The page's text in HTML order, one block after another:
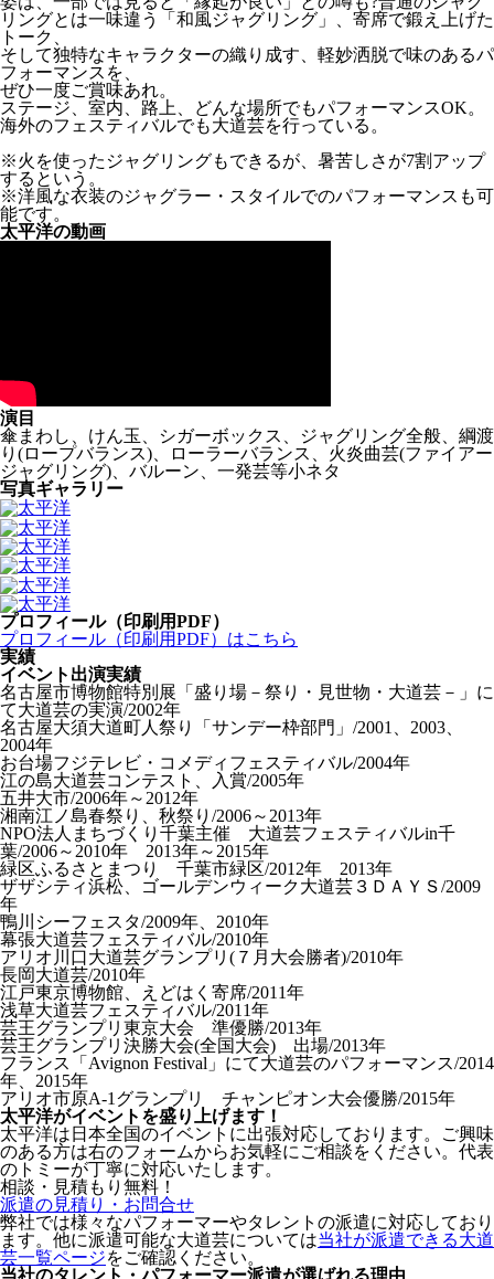
リングとは一味違う「和風ジャグリング」、寄席で鍛え上げた
トーク、
そして独特なキャラクターの織り成す、軽妙洒脱で味のあるパ
フォーマンスを、
ぜひ一度ご賞味あれ。
ステージ、室内、路上、どんな場所でもパフォーマンスOK。
海外のフェスティバルでも大道芸を行っている。
※火を使ったジャグリングもできるが、暑苦しさが7割アップ
するという。
※洋風な衣装のジャグラー・スタイルでのパフォーマンスも可
能です。
太平洋の動画
演目
傘まわし、けん玉、シガーボックス、ジャグリング全般、綱渡
り(ロープバランス)、ローラーバランス、火炎曲芸(ファイアー
ジャグリング)、バルーン、一発芸等小ネタ
写真ギャラリー
プロフィール（印刷用PDF）
プロフィール（印刷用PDF）はこちら
実績
イベント出演実績
名古屋市博物館特別展「盛り場－祭り・見世物・大道芸－」に
て大道芸の実演/2002年
名古屋大須大道町人祭り「サンデー枠部門」/2001、2003、
2004年
お台場フジテレビ・コメディフェスティバル/2004年
江の島大道芸コンテスト、入賞/2005年
五井大市/2006年～2012年
湘南江ノ島春祭り、秋祭り/2006～2013年
NPO法人まちづくり千葉主催 大道芸フェスティバルin千
葉/2006～2010年 2013年～2015年
緑区ふるさとまつり 千葉市緑区/2012年 2013年
ザザシティ浜松、ゴールデンウィーク大道芸３ＤＡＹＳ/2009
年
鴨川シーフェスタ/2009年、2010年
幕張大道芸フェスティバル/2010年
アリオ川口大道芸グランプリ(７月大会勝者)/2010年
長岡大道芸/2010年
江戸東京博物館、えどはく寄席/2011年
浅草大道芸フェスティバル/2011年
芸王グランプリ東京大会 準優勝/2013年
芸王グランプリ決勝大会(全国大会) 出場/2013年
フランス「Avignon Festival」にて大道芸のパフォーマンス/2014
年、2015年
アリオ市原A-1グランプリ チャンピオン大会優勝/2015年
太平洋がイベントを盛り上げます！
太平洋は日本全国のイベントに出張対応しております。ご興味
のある方は右のフォームからお気軽にご相談をください。代表
のトミーが丁寧に対応いたします。
相談・見積もり無料！
派遣の見積り・お問合せ
弊社では様々なパフォーマーやタレントの派遣に対応しており
ます。他に派遣可能な大道芸については当社が派遣できる大道
芸一覧ページをご確認ください。
当社のタレント・パフォーマー派遣が選ばれる理由